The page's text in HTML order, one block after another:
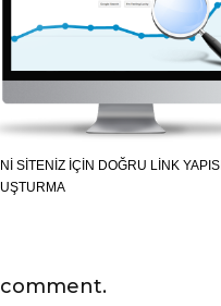
SITENIZ IÇIN DOĞRU LINK YAPISI